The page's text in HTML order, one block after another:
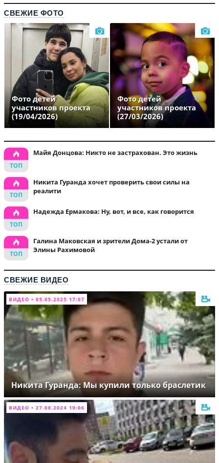
СВЕЖИЕ ФОТО
Фото детей
участников проекта
(19/04/2026)
Фото детей
участников проекта
(27/03/2026)
Майя Донцова: Никто не застрахован. Это жизнь
Никита Гуранда хочет проверить свои силы на
реалити
Надежда Ермакова: Ну, вот, и все, как говорится
Галина Маковская и зрители Дома-2 устали от
Элины Рахимовой
СВЕЖИЕ ВИДЕО
ВИДЕО • 05.05.2025 17:07
Никита Гуранда: Мы купили только браслетик
ВИДЕО • 27.08.2024 19:06